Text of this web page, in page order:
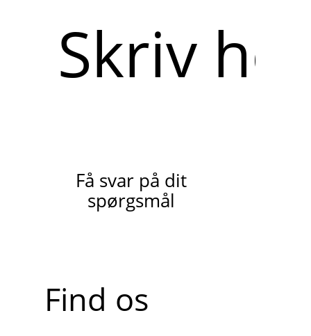
her
Få svar på dit
spørgsmål
Find os